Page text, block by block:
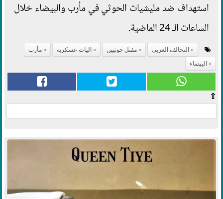
استهداف ضد مليشيات الحوثي في مأرب والبيضاء خلال
الساعات الـ 24 الماضية.
التحالف العربي مقتل حوثيين اليات عسكرية
مأرب
البيضاء
⇧